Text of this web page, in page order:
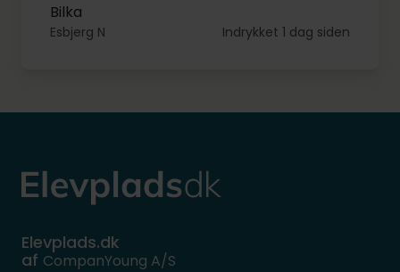
Bilka
Esbjerg N Indrykket 1 dag siden
Elevplads.dk
af CompanYoung A/S